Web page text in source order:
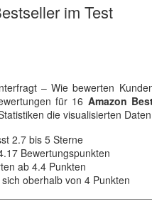
im Test
– Wie bewerten
für 16 Amazon
die visualisierten
2.7 bis 5 Sterne
Bewertungspunkten
ab 4.4 Punkten
oberhalb von 4 Punkten